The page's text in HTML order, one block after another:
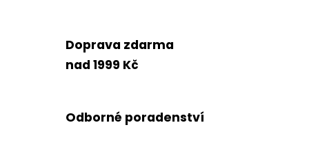
Doprava zdarma
nad 1999 Kč
Odborné poradenství